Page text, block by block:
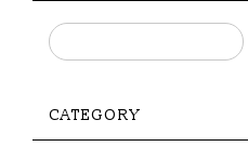
CATEGORY